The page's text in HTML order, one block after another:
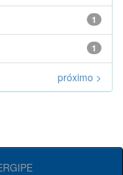
1
1
próximo >